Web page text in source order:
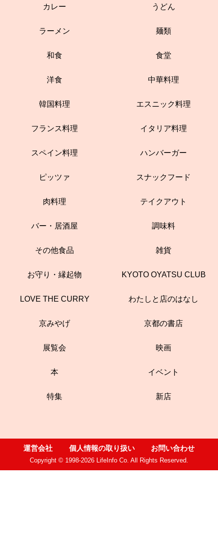
カレー うどん
ラーメン 麺類
和食 食堂
洋食 中華料理
韓国料理 エスニック料理
フランス料理 イタリア料理
スペイン料理 ハンバーガー
ピッツァ スナックフード
肉料理 テイクアウト
バー・居酒屋 調味料
その他食品 雑貨
お守り・縁起物 KYOTO OYATSU CLUB
LOVE THE CURRY わたしと店のはなし
京みやげ 京都の書店
展覧会 映画
本 イベント
特集 新店
運営会社 個人情報の取り扱い お問い合わせ
Copyright © 1998-2026 LifeInfo Co. All Rights Reserved.